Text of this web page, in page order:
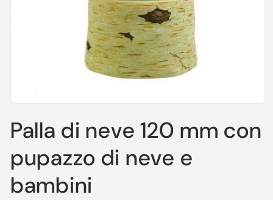
multimediali
1
finestra
modale
Palla di neve 120 mm con
pupazzo di neve e
bambini